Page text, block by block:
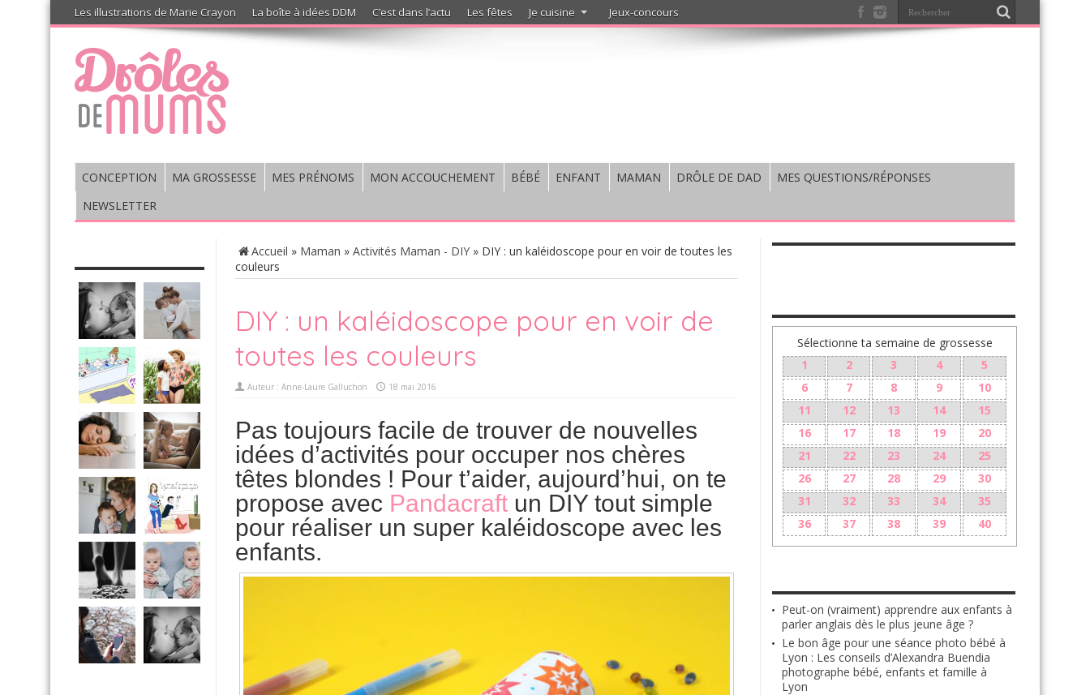
Les illustrations de Marie Crayon La boîte à idées DDM C’est dans l’actu Les fêtes Je cuisine Jeux-concours
CONCEPTION MA GROSSESSE MES PRÉNOMS MON ACCOUCHEMENT BÉBÉ ENFANT MAMAN DRÔLE DE DAD
MES QUESTIONS/RÉPONSES
NEWSLETTER
Accueil » Maman » Activités Maman - DIY » DIY : un kaléidoscope pour en voir de toutes les
couleurs
DIY : un kaléidoscope pour en voir de
toutes les couleurs
Auteur : Anne-Laure Galluchon 18 mai 2016
Pas toujours facile de trouver de nouvelles
idées d’activités pour occuper nos chères
têtes blondes ! Pour t’aider, aujourd’hui, on te
propose avec Pandacraft un DIY tout simple
pour réaliser un super kaléidoscope avec les
enfants.
Sélectionne ta semaine de grossesse
1
2 3 4
5
6
7 8 9
10
11
12 13 14
15
16
17 18 19
20
21
22 23 24
25
26
27 28 29
30
31
32 33 34
35
36
37 38 39 40
Peut-on (vraiment) apprendre aux enfants à
parler anglais dès le plus jeune âge ?
Le bon âge pour une séance photo bébé à
Lyon : Les conseils d’Alexandra Buendia
photographe bébé, enfants et famille à
Lyon